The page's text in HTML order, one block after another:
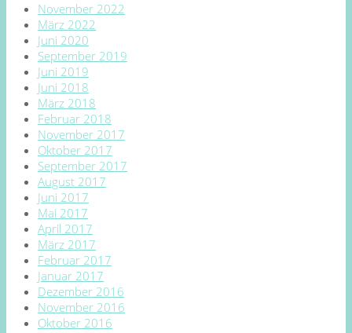
November 2022
März 2022
Juni 2020
September 2019
Juni 2019
Juni 2018
März 2018
Februar 2018
November 2017
Oktober 2017
September 2017
August 2017
Juni 2017
Mai 2017
April 2017
März 2017
Februar 2017
Januar 2017
Dezember 2016
November 2016
Oktober 2016